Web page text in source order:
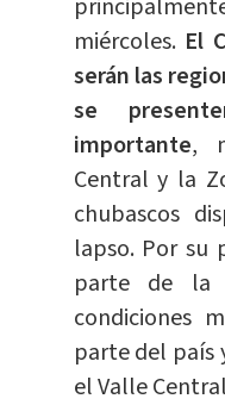
miércoles.El
serán las
se
importante,
Central y la
chubascos
lapso. Por su
parte de la
condiciones
parte del país
el Valle